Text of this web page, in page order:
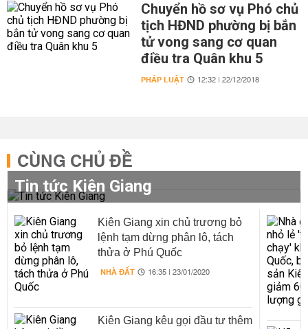
Chuyển hồ sơ vụ Phó chủ
tịch HĐND phường bị bắn
tử vong sang cơ quan
điều tra Quân khu 5
PHÁP LUẬT 12:32 | 22/12/2018
CÙNG CHỦ ĐỀ
Tin tức Kiên Giang
Kiên Giang xin chủ trương bỏ
lệnh tạm dừng phân lô, tách
thửa ở Phú Quốc
NHÀ ĐẤT 16:35 | 23/01/2020
Kiên Giang kêu gọi đầu tư thêm